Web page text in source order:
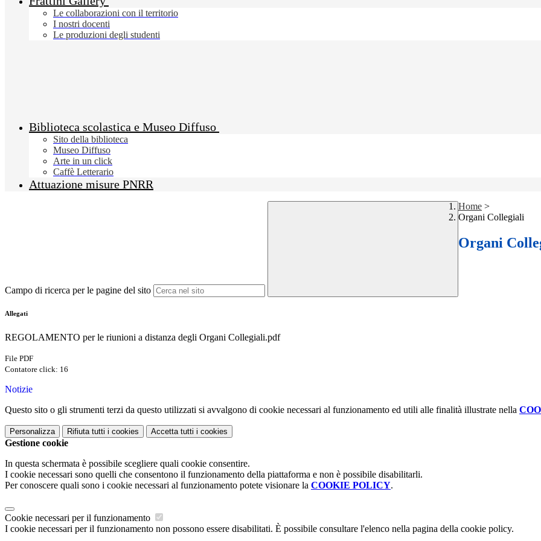
Le collaborazioni con il territorio
I nostri docenti
Le produzioni degli studenti
Biblioteca scolastica e Museo Diffuso
Sito della biblioteca
Museo Diffuso
Arte in un click
Caffè Letterario
Attuazione misure PNRR
Campo di ricerca per le pagine del sito
Home >
Organi Collegiali
Organi
Allegati
REGOLAMENTO per le riunioni a distanza degli Organi Collegiali.pdf
File PDF
Contatore click: 16
Notizie
Questo sito o gli strumenti terzi da questo utilizzati si avvalgono di cookie necessari al funzionamento ed utili alle finalità illustrate nella
Personalizza Rifiuta tutti i cookies Accetta tutti i cookies
Gestione cookie
In questa schermata è possibile scegliere quali cookie consentire.
I cookie necessari sono quelli che consentono il funzionamento della piattaforma e non è possibile disabilitarli.
Per conoscere quali sono i cookie necessari al funzionamento potete visionare la COOKIE POLICY.
Cookie necessari per il funzionamento
I cookie necessari per il funzionamento non possono essere disabilitati. È possibile consultare l'elenco nella pagina della cookie policy.